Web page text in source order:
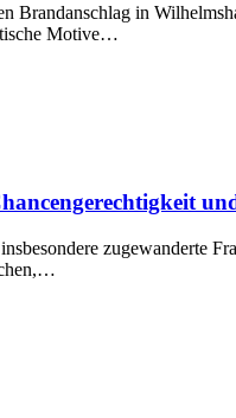
Brandanschlag in
Motive…